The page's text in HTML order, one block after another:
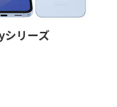
リーズ